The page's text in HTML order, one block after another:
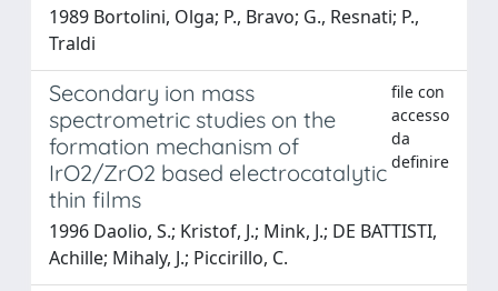
1989 Bortolini, Olga; P., Bravo; G., Resnati; P.,
Traldi
Secondary ion mass
spectrometric studies on the
formation mechanism of
IrO2/ZrO2 based electrocatalytic
thin films
file con
accesso
da
definire
1996 Daolio, S.; Kristof, J.; Mink, J.; DE BATTISTI,
Achille; Mihaly, J.; Piccirillo, C.